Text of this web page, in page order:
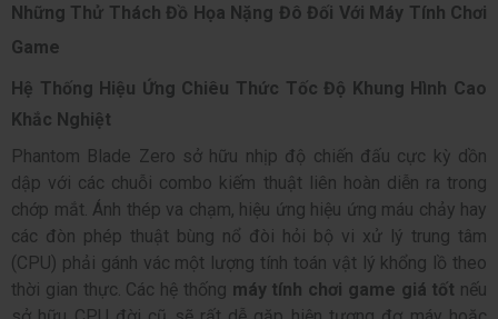
Những Thử Thách Đồ Họa Nặng Đô Đối Với Máy Tính Chơi
Game
Hệ Thống Hiệu Ứng Chiêu Thức Tốc Độ Khung Hình Cao
Khắc Nghiệt
Phantom Blade Zero sở hữu nhịp độ chiến đấu cực kỳ dồn
dập với các chuỗi combo kiếm thuật liên hoàn diễn ra trong
chớp mắt. Ánh thép va chạm, hiệu ứng hiệu ứng máu chảy hay
các đòn phép thuật bùng nổ đòi hỏi bộ vi xử lý trung tâm
(CPU) phải gánh vác một lượng tính toán vật lý khổng lồ theo
thời gian thực. Các hệ thống máy tính chơi game giá tốt nếu